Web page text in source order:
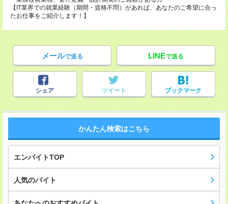
【IT業界での就業経験（期間・資格不問）があれば、あなたのご希望に合っ
たお仕事をご紹介します！】
メールで送る LINEで送る
シェア ツイート ブックマーク
かんたん検索はこちら
エンバイトTOP
人気のバイト